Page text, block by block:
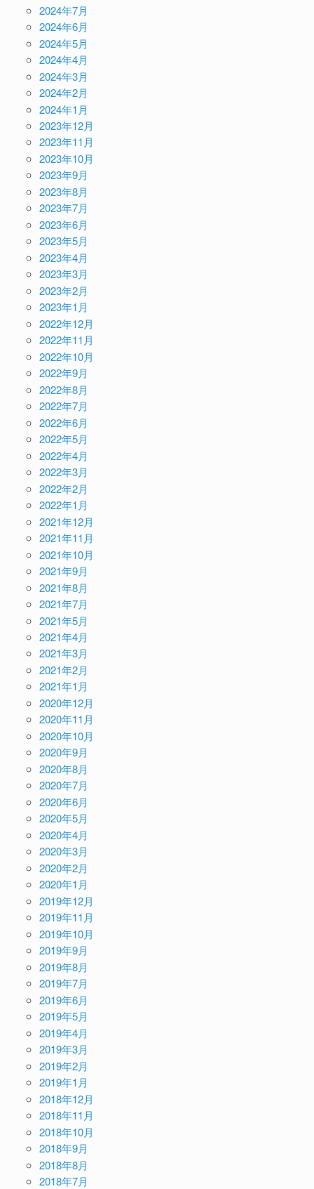
2024年7月
2024年6月
2024年5月
2024年4月
2024年3月
2024年2月
2024年1月
2023年12月
2023年11月
2023年10月
2023年9月
2023年8月
2023年7月
2023年6月
2023年5月
2023年4月
2023年3月
2023年2月
2023年1月
2022年12月
2022年11月
2022年10月
2022年9月
2022年8月
2022年7月
2022年6月
2022年5月
2022年4月
2022年3月
2022年2月
2022年1月
2021年12月
2021年11月
2021年10月
2021年9月
2021年8月
2021年7月
2021年5月
2021年4月
2021年3月
2021年2月
2021年1月
2020年12月
2020年11月
2020年10月
2020年9月
2020年8月
2020年7月
2020年6月
2020年5月
2020年4月
2020年3月
2020年2月
2020年1月
2019年12月
2019年11月
2019年10月
2019年9月
2019年8月
2019年7月
2019年6月
2019年5月
2019年4月
2019年3月
2019年2月
2019年1月
2018年12月
2018年11月
2018年10月
2018年9月
2018年8月
2018年7月